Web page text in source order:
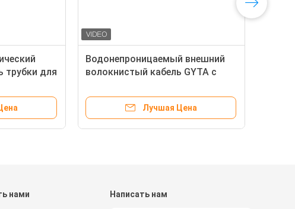
трубки для
Водонепроницаемый внешний
волокнистый кабель GYTA с
стальной проволоки
Лучшая Цена
нами Написать нам